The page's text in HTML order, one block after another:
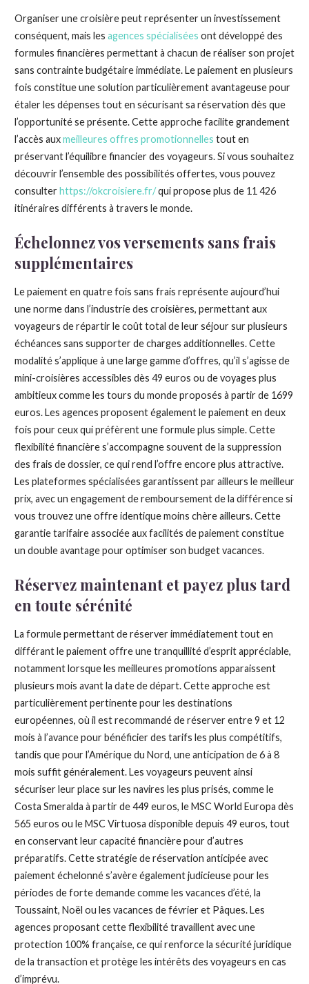
Organiser une croisière peut représenter un investissement
conséquent, mais les agences spécialisées ont développé des
formules financières permettant à chacun de réaliser son projet
sans contrainte budgétaire immédiate. Le paiement en plusieurs
fois constitue une solution particulièrement avantageuse pour
étaler les dépenses tout en sécurisant sa réservation dès que
l’opportunité se présente. Cette approche facilite grandement
l’accès auxmeilleures offres promotionnelles tout en
préservant l’équilibre financier des voyageurs. Si vous souhaitez
découvrir l’ensemble des possibilités offertes, vous pouvez
consulterhttps://okcroisiere.fr/qui propose plus de 11 426
itinéraires différents à travers le monde.
Échelonnez vos versements sans frais
supplémentaires
Le paiement en quatre fois sans frais représente aujourd’hui
une norme dans l’industrie des croisières, permettant aux
voyageurs de répartir le coût total de leur séjour sur plusieurs
échéances sans supporter de charges additionnelles. Cette
modalité s’applique à une large gamme d’offres, qu’il s’agisse de
mini-croisières accessibles dès 49 euros ou de voyages plus
ambitieux comme les tours du monde proposés à partir de 1699
euros. Les agences proposent également le paiement en deux
fois pour ceux qui préfèrent une formule plus simple. Cette
flexibilité financière s’accompagne souvent de la suppression
des frais de dossier, ce qui rend l’offre encore plus attractive.
Les plateformes spécialisées garantissent par ailleurs le meilleur
prix, avec un engagement de remboursement de la différence si
vous trouvez une offre identique moins chère ailleurs. Cette
garantie tarifaire associée aux facilités de paiement constitue
un double avantage pour optimiser son budget vacances.
Réservez maintenant et payez plus tard
en toute sérénité
La formule permettant de réserver immédiatement tout en
différant le paiement offre une tranquillité d’esprit appréciable,
notamment lorsque les meilleures promotions apparaissent
plusieurs mois avant la date de départ. Cette approche est
particulièrement pertinente pour les destinations
européennes, où il est recommandé de réserver entre 9 et 12
mois à l’avance pour bénéficier des tarifs les plus compétitifs,
tandis que pour l’Amérique du Nord, une anticipation de 6 à 8
mois suffit généralement. Les voyageurs peuvent ainsi
sécuriser leur place sur les navires les plus prisés, comme le
Costa Smeralda à partir de 449 euros, le MSC World Europa dès
565 euros ou le MSC Virtuosa disponible depuis 49 euros, tout
en conservant leur capacité financière pour d’autres
préparatifs. Cette stratégie de réservation anticipée avec
paiement échelonné s’avère également judicieuse pour les
périodes de forte demande comme les vacances d’été, la
Toussaint, Noël ou les vacances de février et Pâques. Les
agences proposant cette flexibilité travaillent avec une
protection 100% française, ce qui renforce la sécurité juridique
de la transaction et protège les intérêts des voyageurs en cas
d’imprévu.